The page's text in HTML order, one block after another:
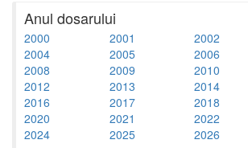
Anul dosarului
2000 2001 2002
2004
2005 2006
2008
2009 2010
2012
2013 2014
2016
2017 2018
2020
2021 2022
2024
2025 2026